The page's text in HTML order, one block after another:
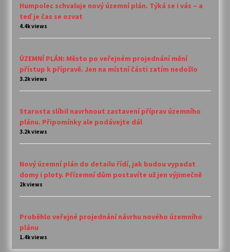
Humpolec schvaluje nový územní plán. Týká se i vás – a
teď je čas se ozvat
4.4k views
ÚZEMNÍ PLÁN: Město po veřejném projednání mění
přístup k přípravě. Jen na místní části zatím nedošlo
3.2k views
Starosta slíbil navrhnout zastavení příprav územního
plánu. Připomínky ale podávejte dál
3.2k views
Nový územní plán do detailu řídí, jak budou vypadat
domy i ploty. Přízemní dům postavíte už jen výjimečně
2k views
Proběhlo veřejné projednání návrhu nového územního
plánu
1.4k views